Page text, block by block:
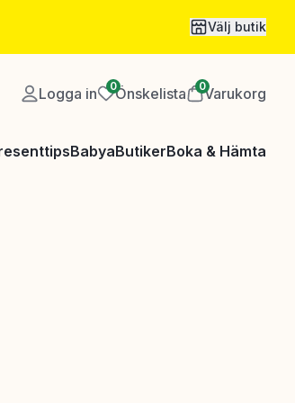
Välj butik
Logga in 0Önskelista 0Varukorg
BabyaButikerBoka & Hämta